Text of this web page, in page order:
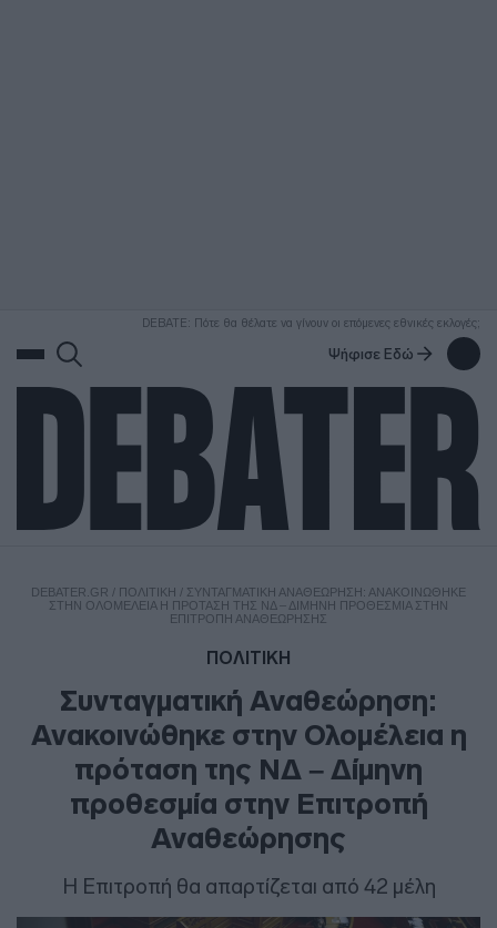
DEBATE: Πότε θα θέλατε να γίνουν οι επόμενες εθνικές εκλογές;
Ψήφισε Εδώ
DEBATER.GR / ΠΟΛΙΤΙΚΗ / ΣΥΝΤΑΓΜΑΤΙΚΉ ΑΝΑΘΕΏΡΗΣΗ: ΑΝΑΚΟΙΝΏΘΗΚΕ
ΣΤΗΝ ΟΛΟΜΈΛΕΙΑ Η ΠΡΌΤΑΣΗ ΤΗΣ ΝΔ – ΔΊΜΗΝΗ ΠΡΟΘΕΣΜΊΑ ΣΤΗΝ
ΕΠΙΤΡΟΠΉ ΑΝΑΘΕΏΡΗΣΗΣ
ΠΟΛΙΤΙΚΗ
Συνταγματική Αναθεώρηση:
Ανακοινώθηκε στην Ολομέλεια η
πρόταση της ΝΔ – Δίμηνη
προθεσμία στην Επιτροπή
Αναθεώρησης
Η Επιτροπή θα απαρτίζεται από 42 μέλη